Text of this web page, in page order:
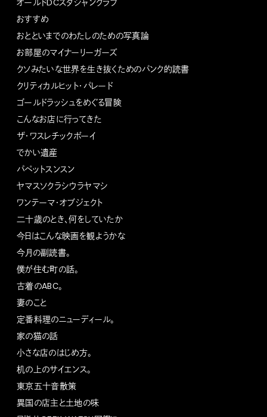
オールドDCスタジャンクラブ
おすすめ
おとといまでのわたしのための写真論
お部屋のマイナーリーガーズ
クソみたいな世界を生き抜くためのパンク的読書
クリティカルヒット・パレード
ゴールドラッシュをめぐる冒険
こんなお店に行ってきた
ザ・ワスレチックボーイ
でかい遺産
パペットスンスン
ヤマスソクラシウラヤマシ
ワンテーマ・オブジェクト
二十歳のとき、何をしていたか
今日はこんな映画を観ようかな
今月の副読書。
僕が住む町の話。
古着のABC。
妻のこと
定番料理のニューディール。
家の猫の話
小さな店のはじめ方。
机の上のサイエンス。
東京五十音散策
異国の店主と土地の味